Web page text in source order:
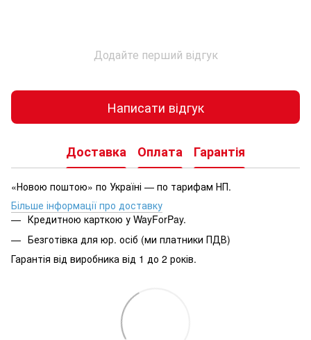
Додайте перший відгук
Написати відгук
Доставка Оплата Гарантія
«Новою поштою» по Україні — по тарифам НП.
Більше інформації про доставку
Кредитною карткою у WayForPay.
Безготівка для юр. осіб (ми платники ПДВ)
Гарантія від виробника від 1 до 2 років.